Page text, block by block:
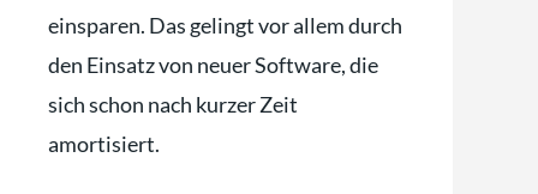
einsparen. Das gelingt vor allem durch
den Einsatz von neuer Software, die
sich schon nach kurzer Zeit
amortisiert.